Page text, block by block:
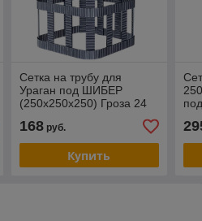
Сетка на трубу для
Ураган под ШИБЕР
(250х250х250) Гроза 24
168руб.
Купить